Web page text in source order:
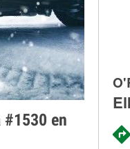
#1530 en